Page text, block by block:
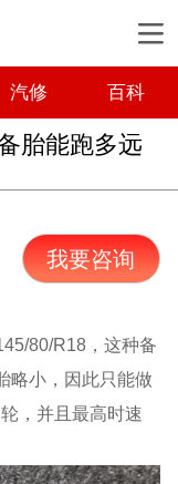
汽修 百科
胎能跑多远
我要咨询
80/R18，这种备
略小，因此只能做
，并且最高时速